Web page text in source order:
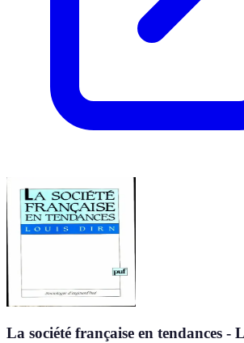
La société française en tendances -